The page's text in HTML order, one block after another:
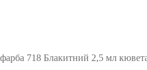
718 Блакитний 2,5 мл